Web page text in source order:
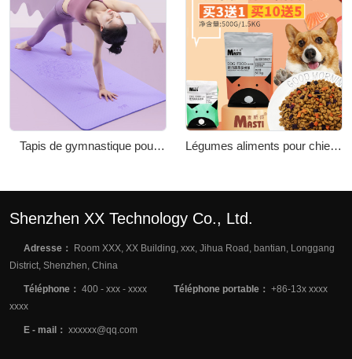
beurre
Heating châle scarf
Tapis de gymnastique pour
Légumes aliments pour chiens
Shenzhen XX Technology Co., Ltd.
Adresse：
Room XXX, XX Building, xxx, Jihua Road, bantian, Longgang
District, Shenzhen, China
Téléphone： 400 - xxx - xxxx Téléphone portable： +86-13x xxxx
xxxx
E - mail： xxxxxx@qq.com